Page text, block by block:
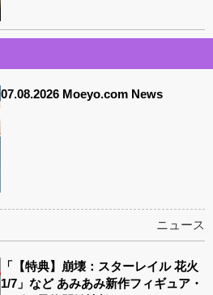
07.08.2026 Moeyo.com News
ニュース
「【特典】崩壊：スターレイル 花火
1/7」など あみあみ新作フィギュア・